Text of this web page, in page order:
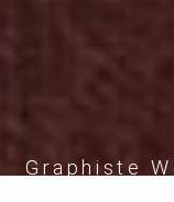
Graphiste